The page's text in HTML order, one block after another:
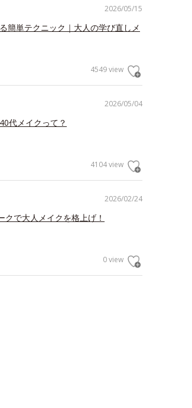
2026/05/15
簡単テクニック｜大人の学び直しメ
4549 view
2026/05/04
代メイクって？
4104 view
2026/02/24
クで大人メイクを格上げ！
0 view